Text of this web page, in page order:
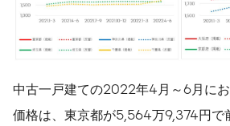
中古一戸建ての2022年4月～6月に
価格は、東京都が5,564万9,374円で